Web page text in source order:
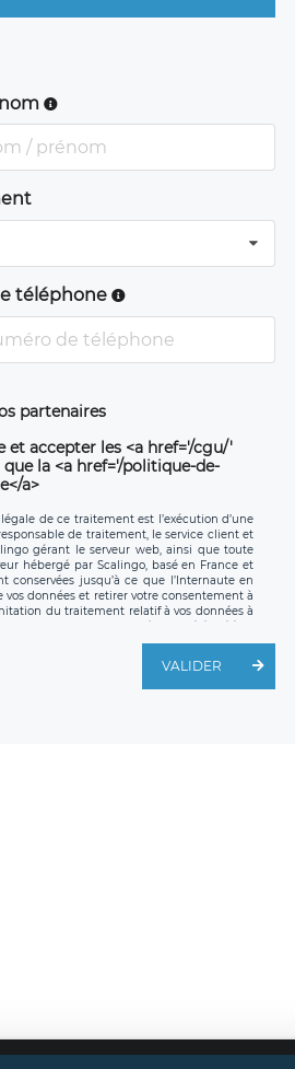
téléphone
partenaires
et accepter les <a href='/cgu/'
la <a href='/politique-de-
a>
de ce traitement est l’exécution d’une
de traitement, le service client et
gérant le serveur web, ainsi que toute
hébergé par Scalingo, basé en France et
conservées jusqu’à ce que l’Internaute en
données et retirer votre consentement à
du traitement relatif à vos données à
exercer ces droits auprès du délégué à la
est joignable à l’adresse mail suivante :
le droit d’introduire une réclamation
VALIDER